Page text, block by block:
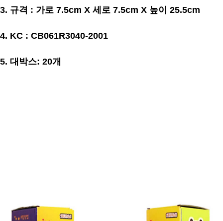
3. 규격 : 가로 7.5cm X 세로 7.5cm X 높이 25.5cm
4. KC : CB061R3040-2001
5. 대박스: 20개